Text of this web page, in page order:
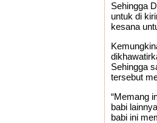
Sehingga
untuk di
kesana
Sehingga
tersebut
“Memang
babi
babi ini